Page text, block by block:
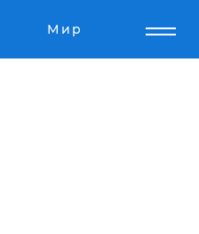
Мир